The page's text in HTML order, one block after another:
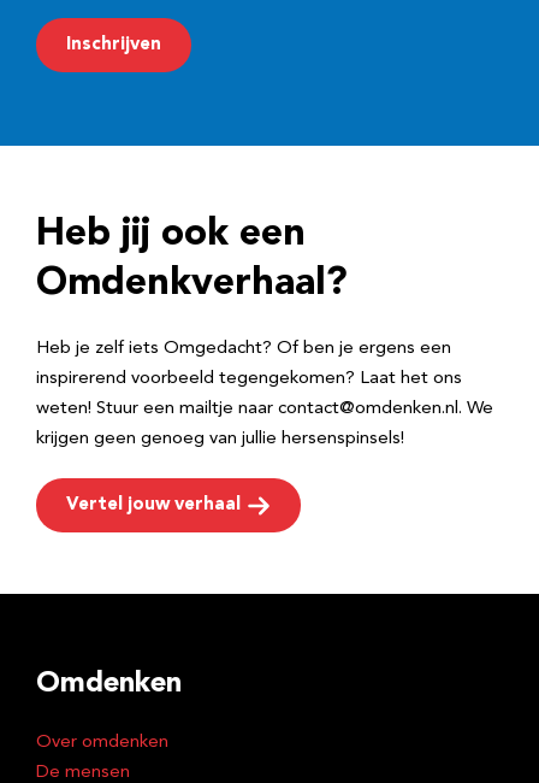
m
a
r
e
Inschrijven
Heb jij ook een
Omdenkverhaal?
Heb je zelf iets Omgedacht? Of ben je ergens een
inspirerend voorbeeld tegengekomen? Laat het ons
weten! Stuur een mailtje naar contact@omdenken.nl. We
krijgen geen genoeg van jullie hersenspinsels!
Vertel jouw verhaal
Omdenken
Over omdenken
De mensen